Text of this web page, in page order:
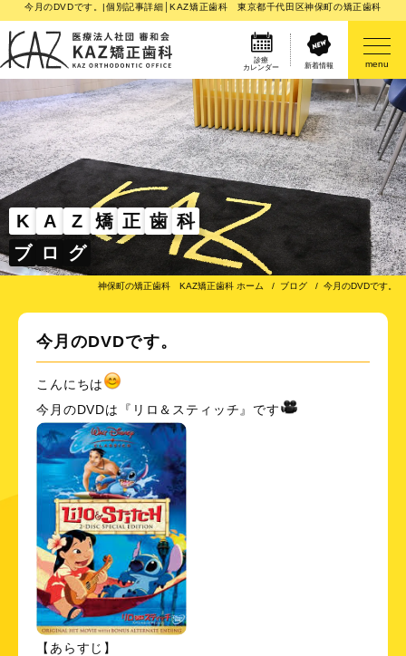
今月のDVDです。|個別記事詳細│KAZ矯正歯科 東京都千代田区神保町の矯正歯科
診療
カレンダー
新着情報 menu
K A Z 矯 正 歯 科
ブ ロ グ
神保町の矯正歯科 KAZ矯正歯科 ホーム ブログ 今月のDVDです。
今月のDVDです。
こんにちは
今月のDVDは『リロ＆スティッチ』です
【あらすじ】
医院案内
矯正歯科治療のご案内
矯正装置のご紹介
その他